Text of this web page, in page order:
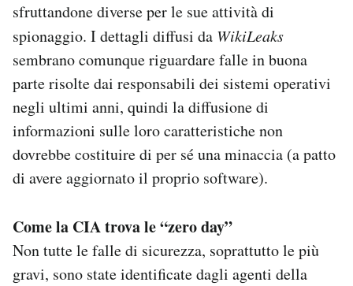
sfruttandone diverse per le sue attività di
spionaggio. I dettagli diffusi da WikiLeaks
sembrano comunque riguardare falle in buona
parte risolte dai responsabili dei sistemi operativi
negli ultimi anni, quindi la diffusione di
informazioni sulle loro caratteristiche non
dovrebbe costituire di per sé una minaccia (a patto
di avere aggiornato il proprio software).
Come la CIA trova le “zero day”
Non tutte le falle di sicurezza, soprattutto le più
gravi, sono state identificate dagli agenti della